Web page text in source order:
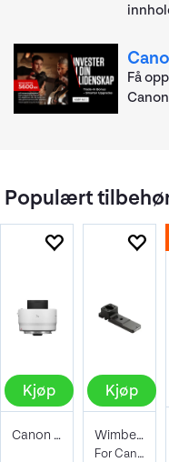
Få
Populært
Kjøp
Canon RF Extender 2.0x
Kjøp
Wimberley AP-601 Erstatningsfot
For Canon RF 400 f/2.8 IS